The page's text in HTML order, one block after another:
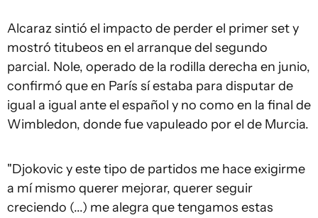
Alcaraz sintió el impacto de perder el primer set y
mostró titubeos en el arranque del segundo
parcial. Nole, operado de la rodilla derecha en junio,
confirmó que en París sí estaba para disputar de
igual a igual ante el español y no como en la final de
Wimbledon, donde fue vapuleado por el de Murcia.
"Djokovic y este tipo de partidos me hace exigirme
a mí mismo querer mejorar, querer seguir
creciendo (...) me alegra que tengamos estas